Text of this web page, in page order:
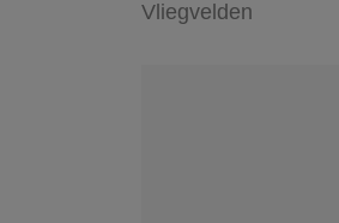
Vliegvelden